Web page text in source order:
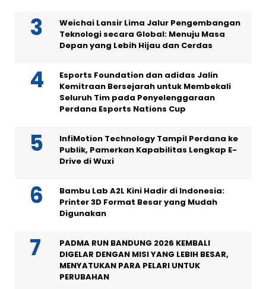
Weichai Lansir Lima Jalur Pengembangan
Teknologi secara Global: Menuju Masa
Depan yang Lebih Hijau dan Cerdas
Esports Foundation dan adidas Jalin
Kemitraan Bersejarah untuk Membekali
Seluruh Tim pada Penyelenggaraan
Perdana Esports Nations Cup
InfiMotion Technology Tampil Perdana ke
Publik, Pamerkan Kapabilitas Lengkap E-
Drive di Wuxi
Bambu Lab A2L Kini Hadir di Indonesia:
Printer 3D Format Besar yang Mudah
Digunakan
PADMA RUN BANDUNG 2026 KEMBALI
DIGELAR DENGAN MISI YANG LEBIH BESAR,
MENYATUKAN PARA PELARI UNTUK
PERUBAHAN